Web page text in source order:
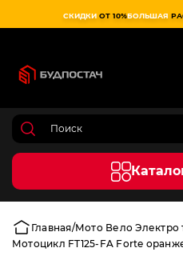
СКИДКИ ОТ 10%БОЛЬШАЯ
Главная Мото Вело Электро
Мотоцикл FT125-FA Forte